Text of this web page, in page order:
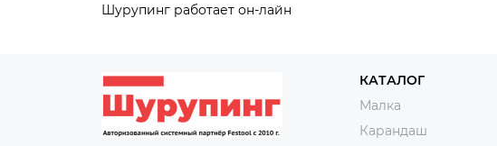
Шурупинг работает он-лайн
КАТАЛОГ
Малка
Карандаш